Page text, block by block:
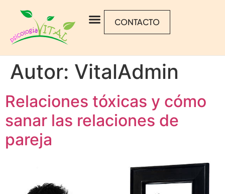
CONTACTO
Autor: VitalAdmin
Relaciones tóxicas y cómo
sanar las relaciones de
pareja